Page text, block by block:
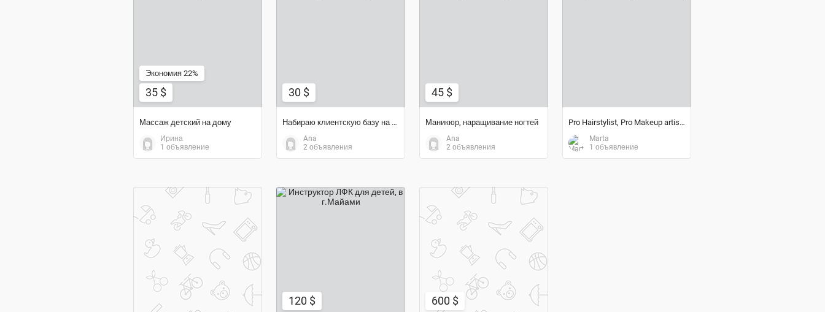
Экономия 22%
35 $
Массаж детский на дому
Ирина
1 объявление
30 $
Набираю клиентскую базу на маникюр
Ana
2 объявления
45 $
Маникюр, наращивание ногтей
Ana
2 объявления
Pro Hairstylist, Pro Makeup artist, Nail Master
Marta
1 объявление
договорная цена
120 $ 600 $
600 $